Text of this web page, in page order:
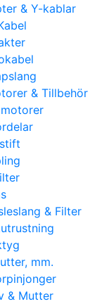
& Y-kablar
& Tillbehör
& Filter
mm.
& Mutter